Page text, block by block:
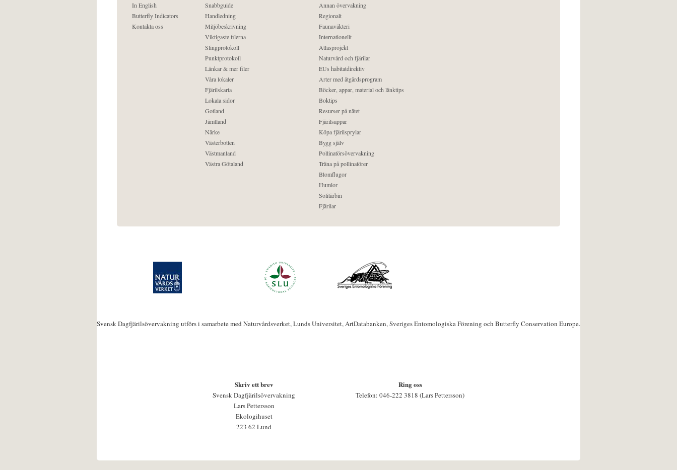
In English
Butterfly Indicators
Kontakta oss
Snabbguide
Handledning
Miljöbeskrivning
Viktigaste filerna
Slingprotokoll
Punktprotokoll
Länkar & mer filer
Våra lokaler
Fjärilskarta
Lokala sidor
Gotland
Jämtland
Närke
Västerbotten
Västmanland
Västra Götaland
Annan övervakning
Regionalt
Faunaväkteri
Internationellt
Atlasprojekt
Naturvård och fjärilar
EUs habitatdirektiv
Arter med åtgärdsprogram
Böcker, appar, material och länktips
Boktips
Resurser på nätet
Fjärilsappar
Köpa fjärilsprylar
Bygg själv
Pollinatörsövervakning
Träna på pollinatörer
Blomflugor
Humlor
Solitärbin
Fjärilar
Svensk Dagfjärilsövervakning utförs i samarbete med Naturvårdsverket, Lunds Universitet, ArtDatabanken, Sveriges Entomologiska Förening och Butterfly Conservation Europe.
Skriv ett brev
Svensk Dagfjärilsövervakning
Lars Pettersson
Ekologihuset
223 62 Lund
Ring oss
Telefon: 046-222 3818 (Lars Pettersson)